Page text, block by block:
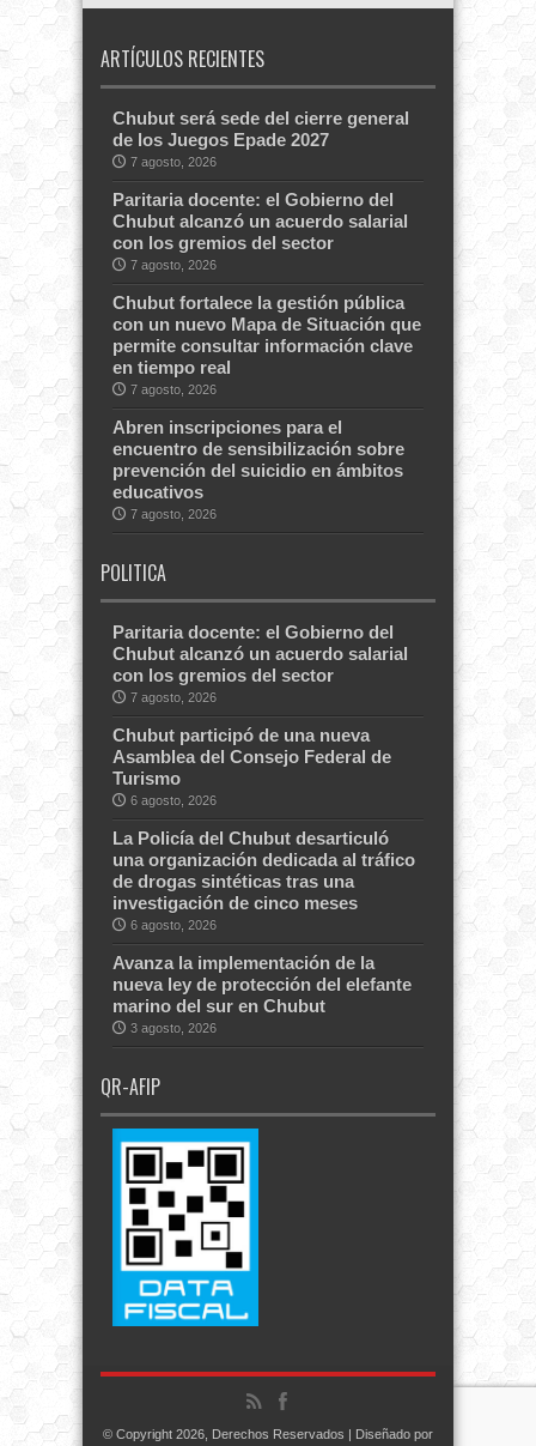
ARTÍCULOS RECIENTES
Chubut será sede del cierre general
de los Juegos Epade 2027
7 agosto, 2026
Paritaria docente: el Gobierno del
Chubut alcanzó un acuerdo salarial
con los gremios del sector
7 agosto, 2026
Chubut fortalece la gestión pública
con un nuevo Mapa de Situación que
permite consultar información clave
en tiempo real
7 agosto, 2026
Abren inscripciones para el
encuentro de sensibilización sobre
prevención del suicidio en ámbitos
educativos
7 agosto, 2026
POLITICA
Paritaria docente: el Gobierno del
Chubut alcanzó un acuerdo salarial
con los gremios del sector
7 agosto, 2026
Chubut participó de una nueva
Asamblea del Consejo Federal de
Turismo
6 agosto, 2026
La Policía del Chubut desarticuló
una organización dedicada al tráfico
de drogas sintéticas tras una
investigación de cinco meses
6 agosto, 2026
Avanza la implementación de la
nueva ley de protección del elefante
marino del sur en Chubut
3 agosto, 2026
QR-AFIP
© Copyright 2026, Derechos Reservados | Diseñado por